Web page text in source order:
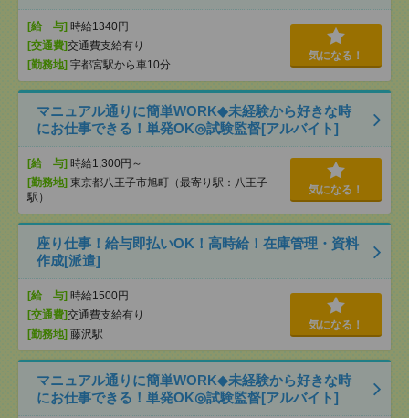
[給 与] 時給1340円
[交通費]交通費支給有り
[勤務地] 宇都宮駅から車10分
気になる！
マニュアル通りに簡単WORK◆未経験から好きな時
にお仕事できる！単発OK◎試験監督[アルバイト]
[給 与] 時給1,300円～
[勤務地] 東京都八王子市旭町（最寄り駅：八王子
駅）
気になる！
座り仕事！給与即払いOK！高時給！在庫管理・資料
作成[派遣]
[給 与] 時給1500円
[交通費]交通費支給有り
[勤務地] 藤沢駅
気になる！
マニュアル通りに簡単WORK◆未経験から好きな時
にお仕事できる！単発OK◎試験監督[アルバイト]